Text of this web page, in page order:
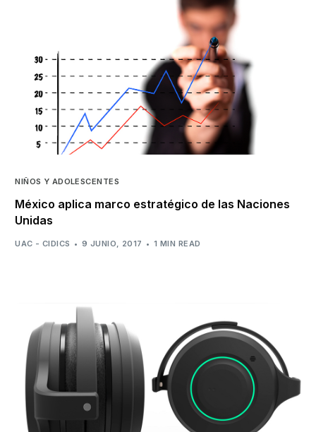
NIÑOS Y ADOLESCENTES
México aplica marco estratégico de las Naciones
Unidas
UAC - CIDICS 9 JUNIO, 2017 1 MIN READ